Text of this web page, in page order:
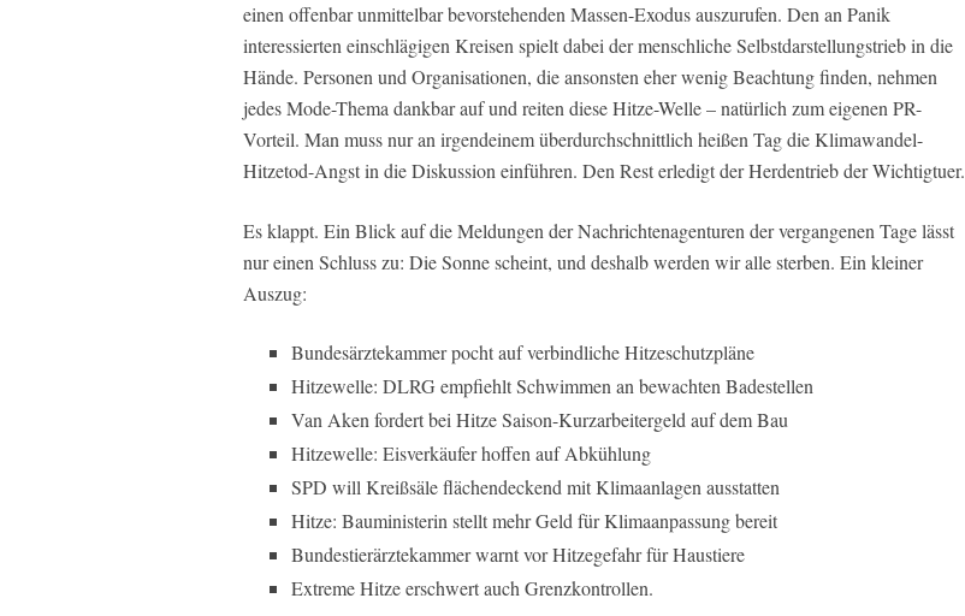
einen offenbar unmittelbar bevorstehenden Massen-Exodus auszurufen. Den an Panik
interessierten einschlägigen Kreisen spielt dabei der menschliche Selbstdarstellungstrieb in die
Hände. Personen und Organisationen, die ansonsten eher wenig Beachtung finden, nehmen
jedes Mode-Thema dankbar auf und reiten diese Hitze-Welle – natürlich zum eigenen PR-
Vorteil. Man muss nur an irgendeinem überdurchschnittlich heißen Tag die Klimawandel-
Hitzetod-Angst in die Diskussion einführen. Den Rest erledigt der Herdentrieb der Wichtigtuer.
Es klappt. Ein Blick auf die Meldungen der Nachrichtenagenturen der vergangenen Tage lässt
nur einen Schluss zu: Die Sonne scheint, und deshalb werden wir alle sterben. Ein kleiner
Auszug:
Bundesärztekammer pocht auf verbindliche Hitzeschutzpläne
Hitzewelle: DLRG empfiehlt Schwimmen an bewachten Badestellen
Van Aken fordert bei Hitze Saison-Kurzarbeitergeld auf dem Bau
Hitzewelle: Eisverkäufer hoffen auf Abkühlung
SPD will Kreißsäle flächendeckend mit Klimaanlagen ausstatten
Hitze: Bauministerin stellt mehr Geld für Klimaanpassung bereit
Bundestierärztekammer warnt vor Hitzegefahr für Haustiere
Extreme Hitze erschwert auch Grenzkontrollen.